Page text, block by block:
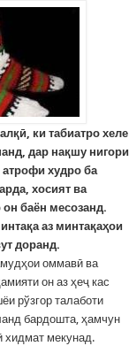
қӣ, ки табиатро хеле
, дар нақшу нигори
худро ба
, хосият ва
баён месозанд.
аз минтақаҳои
доранд.
оммавӣ ва
он аз ҳеҷ кас
рўзгор талаботи
бардошта, ҳамчун
хидмат мекунад.